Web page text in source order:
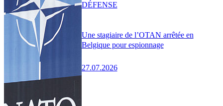
Une stagiaire de l’OTAN arrêtée en
Belgique pour espionnage
27.07.2026
DÉFENSE